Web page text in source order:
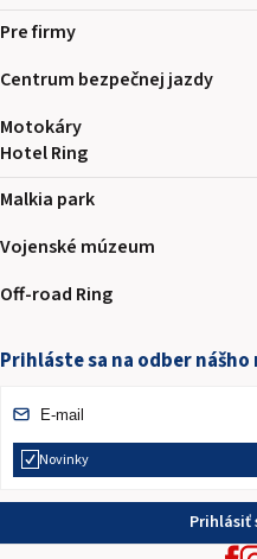
Pre firmy
Centrum bezpečnej jazdy
Motokáry
Hotel Ring
Malkia park
Vojenské múzeum
Off-road Ring
Prihláste sa na odber
Novinky
Prihlásiť